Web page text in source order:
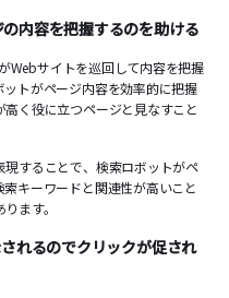
内容を把握するのを助ける
Webサイトを巡回して内容を把握
トがページ内容を効率的に把握
く役に立つページと見なすこと
することで、検索ロボットがペ
キーワードと関連性が高いこと
ます。
れるのでクリックが促され